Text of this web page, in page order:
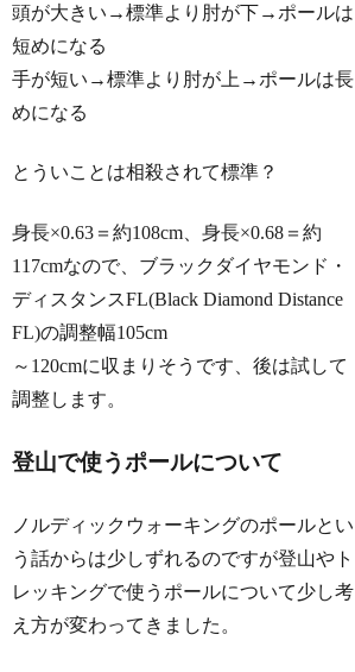
頭が大きい→標準より肘が下→ポールは
短めになる
手が短い→標準より肘が上→ポールは長
めになる
とういことは相殺されて標準？
身長×0.63＝約108cm、身長×0.68＝約
117cmなので、ブラックダイヤモンド・
ディスタンスFL(Black Diamond Distance
FL)の調整幅105cm
～120cmに収まりそうです、後は試して
調整します。
登山で使うポールについて
ノルディックウォーキングのポールとい
う話からは少しずれるのですが登山やト
レッキングで使うポールについて少し考
え方が変わってきました。